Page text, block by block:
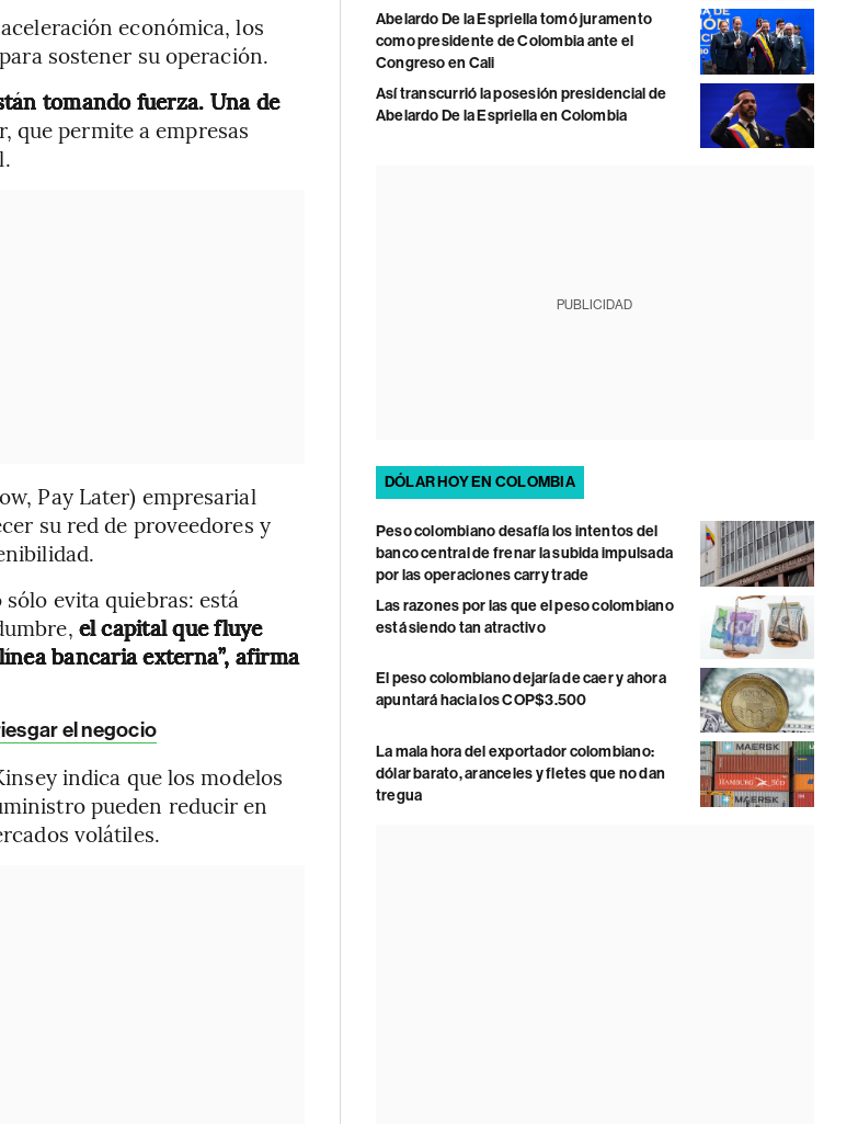
económica, los
sostener su operación.
tomando fuerza. Una de
que permite a empresas
Pay Later) empresarial
su red de proveedores y
evita quiebras: está
el capital que fluye
bancaria externa”, afirma
el negocio
indica que los modelos
pueden reducir en
volátiles.
Abelardo De la Espriella tomó juramento
como presidente de Colombia ante el
Congreso en Cali
Así transcurrió la posesión presidencial de
Abelardo De la Espriella en Colombia
PUBLICIDAD
DÓLAR HOY EN COLOMBIA
Peso colombiano desafía los intentos del
banco central de frenar la subida impulsada
por las operaciones carry trade
Las razones por las que el peso colombiano
está siendo tan atractivo
El peso colombiano dejaría de caer y ahora
apuntará hacia los COP$3.500
La mala hora del exportador colombiano:
dólar barato, aranceles y fletes que no dan
tregua